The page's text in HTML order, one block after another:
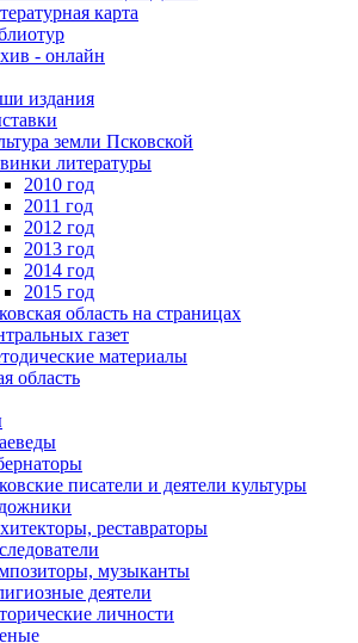
карта
- онлайн
издания
земли Псковской
литературы
2010 год
2011 год
2012 год
2013 год
2014 год
2015 год
область на страницах
газет
материалы
область
писатели и деятели культуры
реставраторы
музыканты
деятели
личности